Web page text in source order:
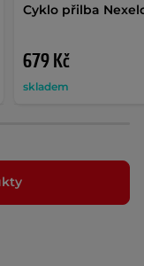
Cyklo přilba
679 Kč
skladem